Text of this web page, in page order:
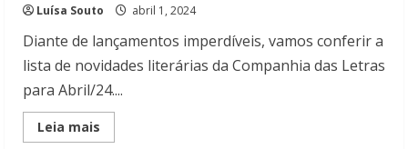
Luísa Souto abril 1, 2024
Diante de lançamentos imperdíveis, vamos conferir a
lista de novidades literárias da Companhia das Letras
para Abril/24....
Leia mais
more